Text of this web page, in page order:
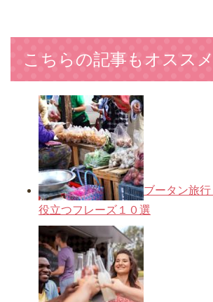
こちらの記事もオスス
ブータン旅
役立つフレーズ１０選